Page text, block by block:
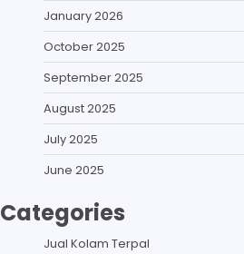
January 2026
October 2025
September 2025
August 2025
July 2025
June 2025
Categories
Jual Kolam Terpal